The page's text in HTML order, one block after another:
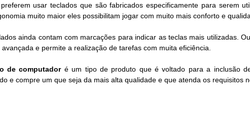
usar teclados que são fabricados especificamente para serem
muito maior eles possibilitam jogar com muito mais conforto e
ainda contam com marcações para indicar as teclas mais utilizadas.
e permite a realização de tarefas com muita eficiência.
de computador é um tipo de produto que é voltado para a inclusão
e compre um que seja da mais alta qualidade e que atenda os requisitos